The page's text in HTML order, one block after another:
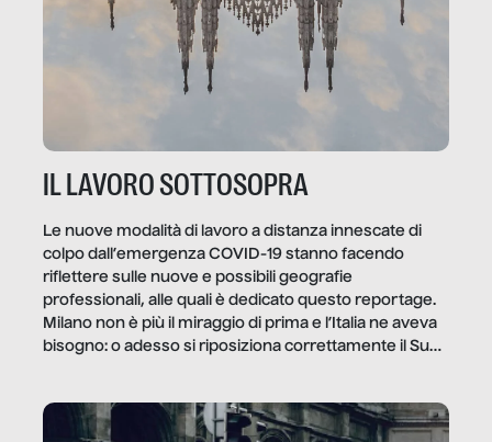
IL LAVORO SOTTOSOPRA
Le nuove modalità di lavoro a distanza innescate di
colpo dall’emergenza COVID-19 stanno facendo
riflettere sulle nuove e possibili geografie
professionali, alle quali è dedicato questo reportage.
Milano non è più il miraggio di prima e l’Italia ne aveva
bisogno: o adesso si riposiziona correttamente il Sud